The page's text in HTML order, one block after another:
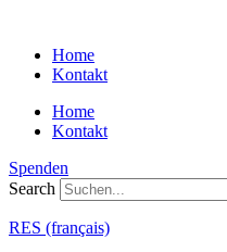
contentHome
Kontakt
Home
Kontakt
Spenden
Search
RES (français)